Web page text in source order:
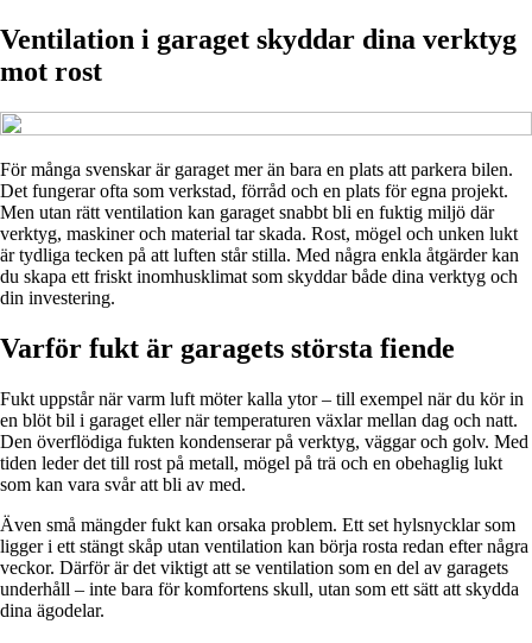
Ventilation i garaget skyddar dina verktyg
mot rost
För många svenskar är garaget mer än bara en plats att parkera bilen.
Det fungerar ofta som verkstad, förråd och en plats för egna projekt.
Men utan rätt ventilation kan garaget snabbt bli en fuktig miljö där
verktyg, maskiner och material tar skada. Rost, mögel och unken lukt
är tydliga tecken på att luften står stilla. Med några enkla åtgärder kan
du skapa ett friskt inomhusklimat som skyddar både dina verktyg och
din investering.
Varför fukt är garagets största fiende
Fukt uppstår när varm luft möter kalla ytor – till exempel när du kör in
en blöt bil i garaget eller när temperaturen växlar mellan dag och natt.
Den överflödiga fukten kondenserar på verktyg, väggar och golv. Med
tiden leder det till rost på metall, mögel på trä och en obehaglig lukt
som kan vara svår att bli av med.
Även små mängder fukt kan orsaka problem. Ett set hylsnycklar som
ligger i ett stängt skåp utan ventilation kan börja rosta redan efter några
veckor. Därför är det viktigt att se ventilation som en del av garagets
underhåll – inte bara för komfortens skull, utan som ett sätt att skydda
dina ägodelar.